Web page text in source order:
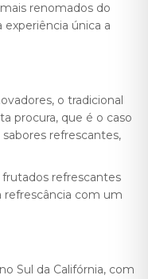
renomados do
única a
o tradicional
procura, que é o caso
refrescantes,
frutados refrescantes
refrescância com um
Sul da Califórnia, com